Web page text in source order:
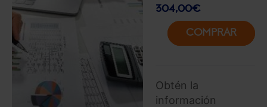
304,00€
COMPRAR
Obtén la
información